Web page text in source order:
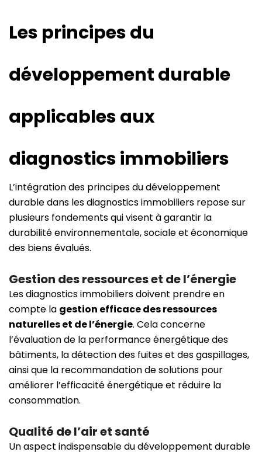
Les principes du
développement durable
applicables aux
diagnostics immobiliers
L’intégration des principes du développement
durable dans les diagnostics immobiliers repose sur
plusieurs fondements qui visent à garantir la
durabilité environnementale, sociale et économique
des biens évalués.
Gestion des ressources et de l’énergie
Les diagnostics immobiliers doivent prendre en
compte la gestion efficace des ressources
naturelles et de l’énergie. Cela concerne
l’évaluation de la performance énergétique des
bâtiments, la détection des fuites et des gaspillages,
ainsi que la recommandation de solutions pour
améliorer l’efficacité énergétique et réduire la
consommation.
Qualité de l’air et santé
Un aspect indispensable du développement durable